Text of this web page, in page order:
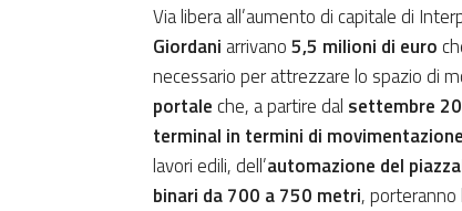
Via libera all’aumento di capitale di
Giordani arrivano5,5 milioni di euro
necessario per attrezzare lo spazio di
portale che, a partire dal settembre
terminal in termini di movimentazione
lavori edili, dell’automazione del
binari da 700 a 750 metri,